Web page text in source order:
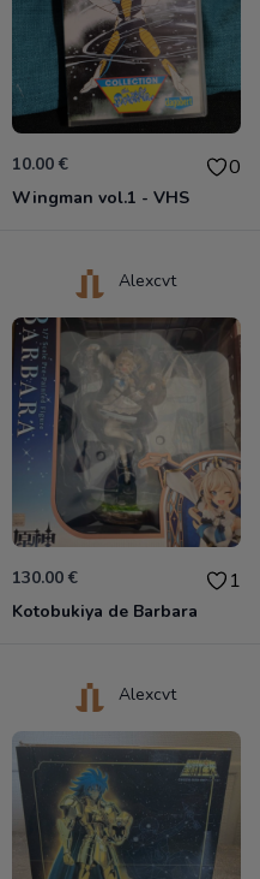
10.00 € 0
Wingman vol.1 - VHS
Alexcvt
130.00 € 1
Kotobukiya de Barbara
Alexcvt